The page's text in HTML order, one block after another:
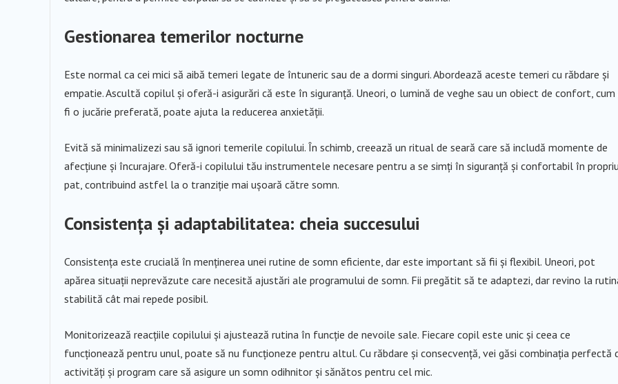
Gestionarea temerilor nocturne
Este normal ca cei mici să aibă temeri legate de întuneric sau de a dormi singuri. Abordează aceste temeri cu răbdare și
empatie. Ascultă copilul și oferă-i asigurări că este în siguranță. Uneori, o lumină de veghe sau un obiect de confort, cum
fi o jucărie preferată, poate ajuta la reducerea anxietății.
Evită să minimalizezi sau să ignori temerile copilului. În schimb, creează un ritual de seară care să includă momente de
afecțiune și încurajare. Oferă-i copilului tău instrumentele necesare pentru a se simți în siguranță și confortabil în
pat, contribuind astfel la o tranziție mai ușoară către somn.
Consistența și adaptabilitatea: cheia succesului
Consistența este crucială în menținerea unei rutine de somn eficiente, dar este important să fii și flexibil. Uneori, pot
apărea situații neprevăzute care necesită ajustări ale programului de somn. Fii pregătit să te adaptezi, dar revino la
stabilită cât mai repede posibil.
Monitorizează reacțiile copilului și ajustează rutina în funcție de nevoile sale. Fiecare copil este unic și ceea ce
funcționează pentru unul, poate să nu funcționeze pentru altul. Cu răbdare și consecvență, vei găsi combinația perfectă
activități și program care să asigure un somn odihnitor și sănătos pentru cel mic.